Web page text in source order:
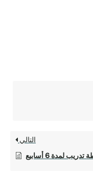
التالي
لمدة 6 أسابيع